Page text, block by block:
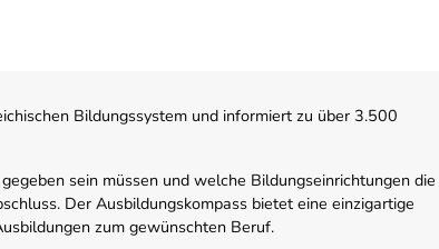
Bildungssystem und informiert zu über 3.500
sein müssen und welche Bildungseinrichtungen die
Der Ausbildungskompass bietet eine einzigartige
zum gewünschten Beruf.